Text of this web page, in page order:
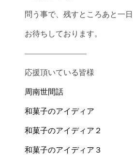
問う事で、残すところあと一
お待ちしております。
————————
応援頂いている皆様
周南世間話
和菓子のアイディア
和菓子のアイディア２
和菓子のアイディア３